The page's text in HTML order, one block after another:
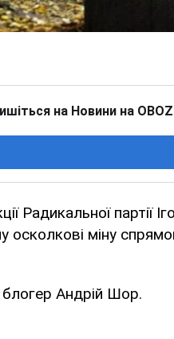
на Новини на
Радикальної партії
осколкові міну
блогер Андрій Шор.